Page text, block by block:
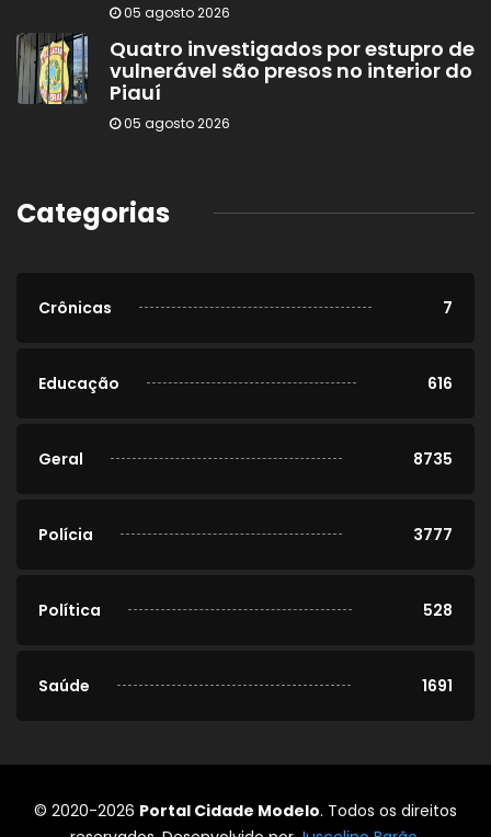
05 agosto 2026
Quatro investigados por estupro de
vulnerável são presos no interior do
Piauí
05 agosto 2026
Categorias
Crônicas 7
Educação 616
Geral 8735
Polícia 3777
Política 528
Saúde 1691
© 2020-2026 Portal Cidade Modelo. Todos os direitos